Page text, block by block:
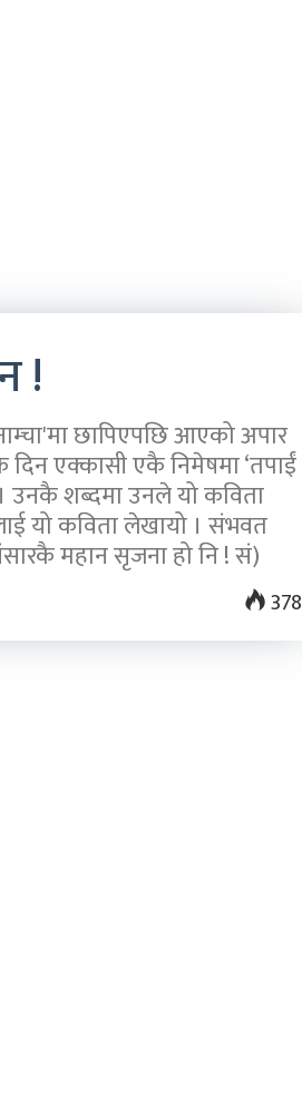
!
छापिएपछि आएको अपार
एक्कासी एकै निमेषमा ‘तपाईं
उनकै शब्दमा उनले यो कविता
यो कविता लेखायो । संभवत
महान सृजना हो नि ! सं)
378